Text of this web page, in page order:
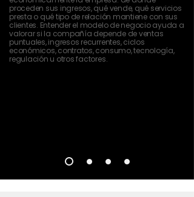
proceden sus ingresos, qué vende, qué servicios
presta o qué tipo de relación mantiene con sus
clientes. Entender el modelo de negocio ayuda a
valorar si la compañía depende de ventas
puntuales, ingresos recurrentes, ciclos
económicos, contratos, consumo, tecnología,
regulación u otros factores.